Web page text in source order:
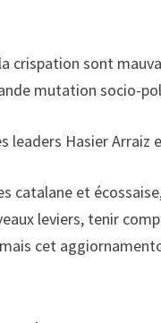
crispation sont
mutation socio-
leaders Hasier Arraiz
catalane et
leviers, tenir
cet